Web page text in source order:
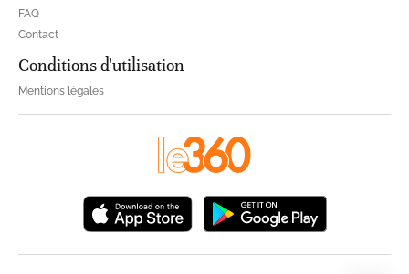
FAQ
Contact
Conditions d'utilisation
Mentions légales